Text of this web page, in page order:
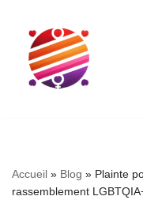
Aller
contenu
Accueil » Blog » Plainte
rassemblement